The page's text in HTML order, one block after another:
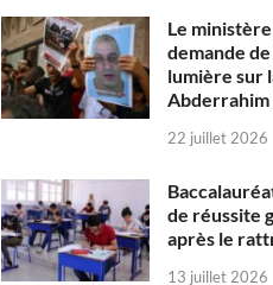
Le
demande
lumière sur
Abderrahim
22 juillet 2026
de réussite
après le
13 juillet 2026